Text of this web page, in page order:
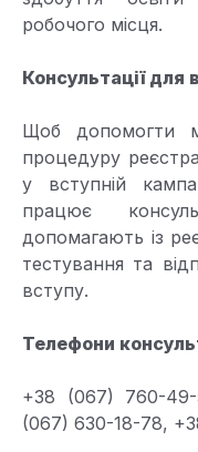
робочого місця.
Консультації для
Щоб допомогти
процедуру
у вступній
працює
допомагають із
тестування та
вступу.
Телефони
+38 (067) 760-
(067) 630-18-78,